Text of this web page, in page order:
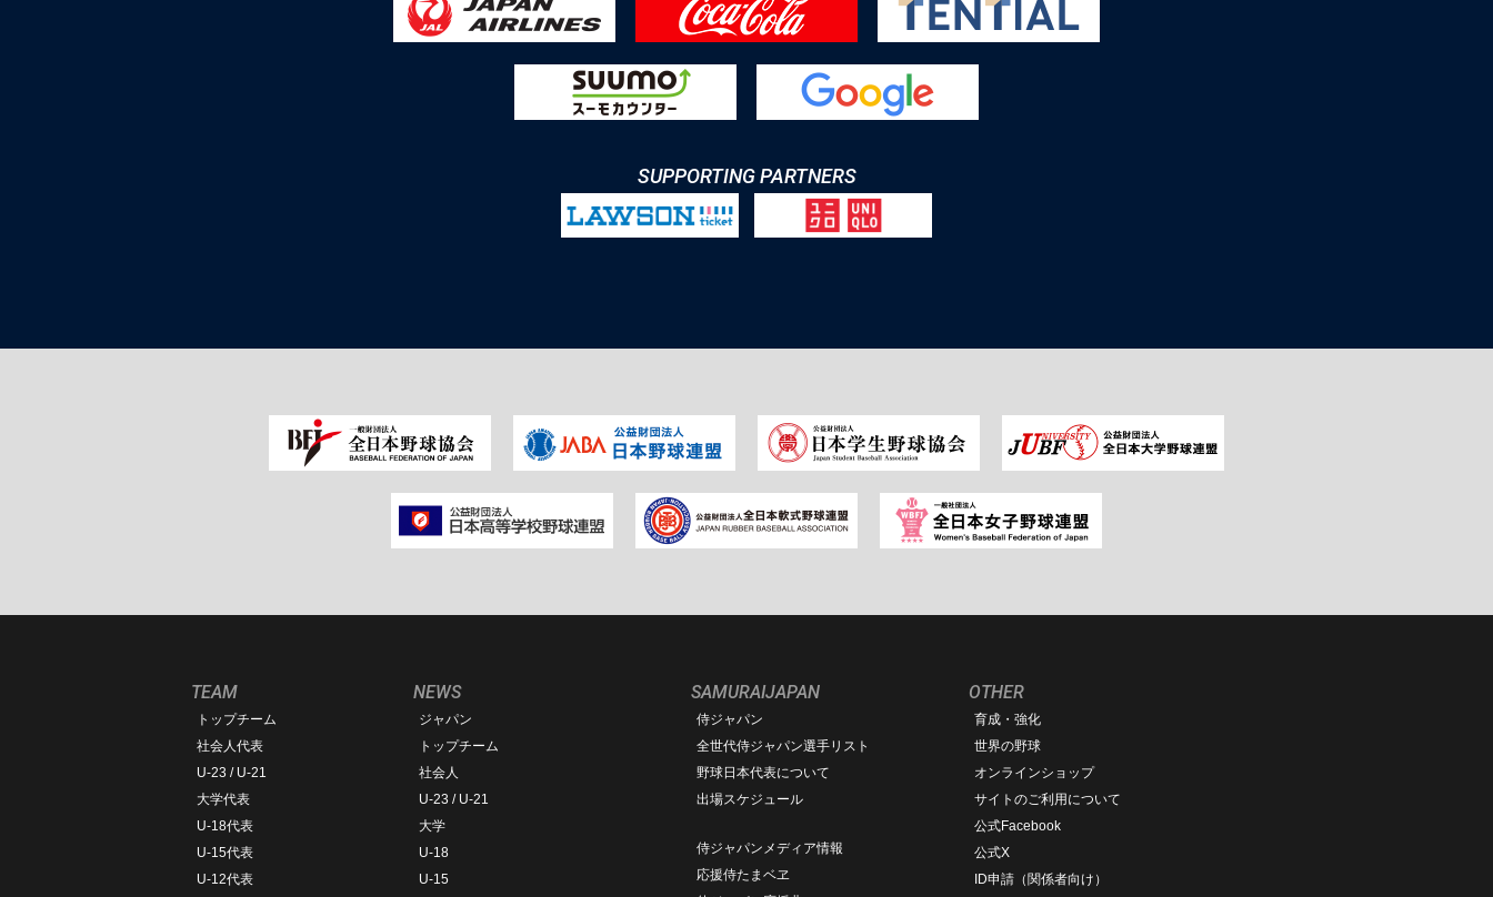
SUPPORTING PARTNERS
TEAM
トップチーム
社会人代表
U-23 / U-21
大学代表
U-18代表
U-15代表
U-12代表
NEWS
ジャパン
トップチーム
社会人
U-23 / U-21
大学
U-18
U-15
SAMURAIJAPAN
侍ジャパン
全世代侍ジャパン選手リスト
野球日本代表について
出場スケジュール
侍ジャパンメディア情報
応援侍たまベヱ
OTHER
育成・強化
世界の野球
オンラインショップ
サイトのご利用について
公式Facebook
公式X
ID申請（関係者向け）